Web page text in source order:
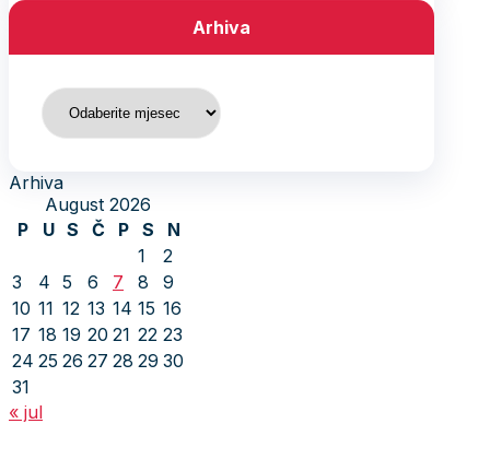
Arhiva
Arhiva
Arhiva
August 2026
P
U S Č P S
N
1
2
3
4 5 6 7 8
9
10 11 12 13 14 15 16
17 18 19 20 21 22 23
24 25 26 27 28 29 30
31
« jul